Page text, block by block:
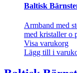
Baltisk
Armband med
med kristaller o
Visa varukorg
Lägg till i